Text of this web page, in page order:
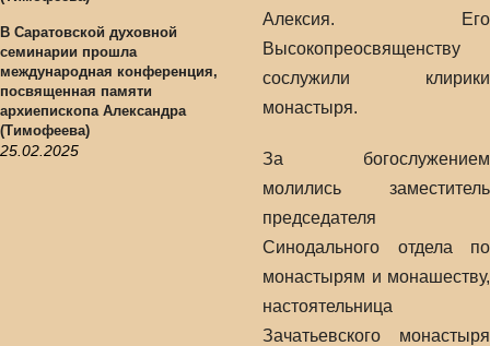
В Саратовской духовной
семинарии прошла
международная конференция,
посвященная памяти
архиепископа Александра
(Тимофеева)
25.02.2025
Алексия. Его
Высокопреосвященству
сослужили клирики
монастыря.
За богослужением
молились заместитель
председателя
Синодального отдела по
монастырям и монашеству,
настоятельница
Зачатьевского монастыря